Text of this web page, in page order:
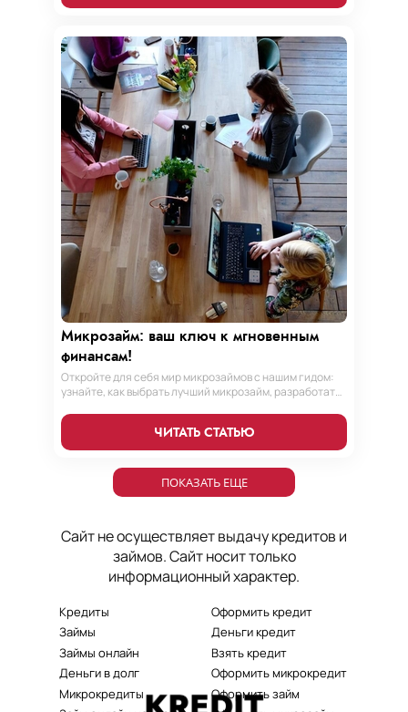
Микрозайм: ваш ключ к мгновенным
финансам!
Откройте для себя мир микрозаймов с нашим гидом:
узнайте, как выбрать лучший микрозайм, разработать
стабильность. Ваш ключ к умным финансам здесь!
ЧИТАТЬ СТАТЬЮ
ПОКАЗАТЬ ЕЩЕ
Сайт не осуществляет выдачу кредитов и
займов. Сайт носит только
информационный характер.
Кредиты
Займы
Займы онлайн
Деньги в долг
Микрокредиты
Оформить кредит
Деньги кредит
Взять кредит
Оформить микрокредит
Оформить займ